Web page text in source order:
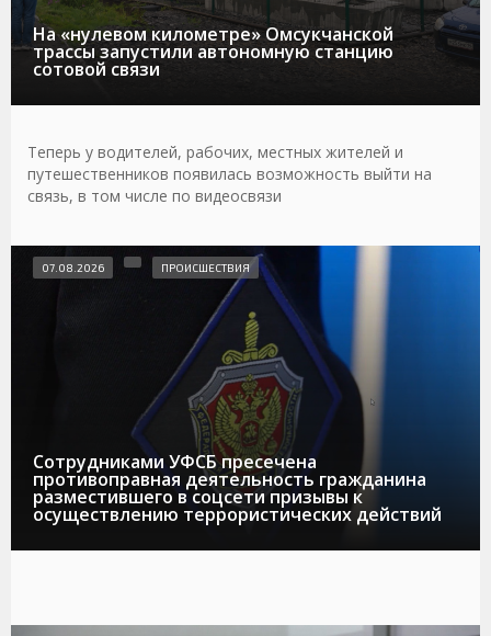
На «нулевом километре» Омсукчанской
трассы запустили автономную станцию
сотовой связи
Теперь у водителей, рабочих, местных жителей и
путешественников появилась возможность выйти на
связь, в том числе по видеосвязи
Сотрудниками УФСБ пресечена
противоправная деятельность гражданина
разместившего в соцсети призывы к
осуществлению террористических действий
07.08.2026 ПРОИСШЕСТВИЯ